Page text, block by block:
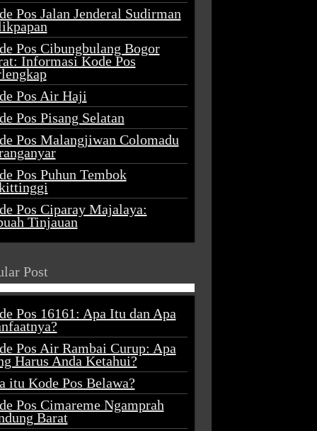
Pos Jalan Jenderal Sudirman
Pos Cibungbulang Bogor
Informasi Kode Pos
Pos Air Haji
Pos Pisang Selatan
Pos Malangjiwan Colomadu
Pos Puhun Tembok
Pos Ciparay Majalaya:
Tinjauan
Post
Pos 16161: Apa Itu dan Apa
Pos Air Rambai Curup: Apa
Harus Anda Ketahui?
itu Kode Pos Belawa?
Pos Cimareme Ngamprah
Barat